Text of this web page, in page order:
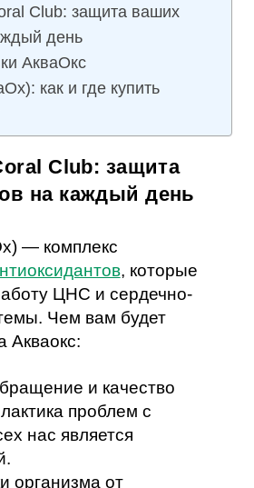
Club: защита ваших
день
АкваОкс
как и где купить
Club: защита
на каждый день
— комплекс
, которые
ЦНС и сердечно-
Чем вам будет
Акваокс:
и качество
проблем с
нас является
организма от